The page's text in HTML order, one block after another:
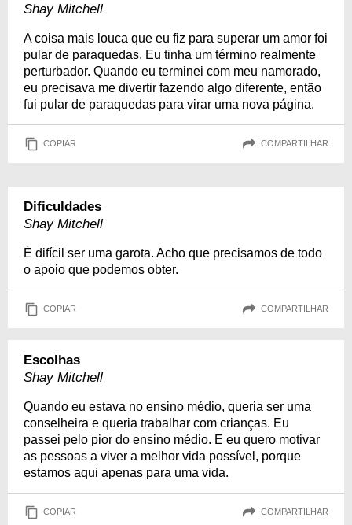
Shay Mitchell
A coisa mais louca que eu fiz para superar um amor foi
pular de paraquedas. Eu tinha um término realmente
perturbador. Quando eu terminei com meu namorado,
eu precisava me divertir fazendo algo diferente, então
fui pular de paraquedas para virar uma nova página.
COPIAR COMPARTILHAR
Dificuldades
Shay Mitchell
É difícil ser uma garota. Acho que precisamos de todo
o apoio que podemos obter.
COPIAR COMPARTILHAR
Escolhas
Shay Mitchell
Quando eu estava no ensino médio, queria ser uma
conselheira e queria trabalhar com crianças. Eu
passei pelo pior do ensino médio. E eu quero motivar
as pessoas a viver a melhor vida possível, porque
estamos aqui apenas para uma vida.
COPIAR COMPARTILHAR